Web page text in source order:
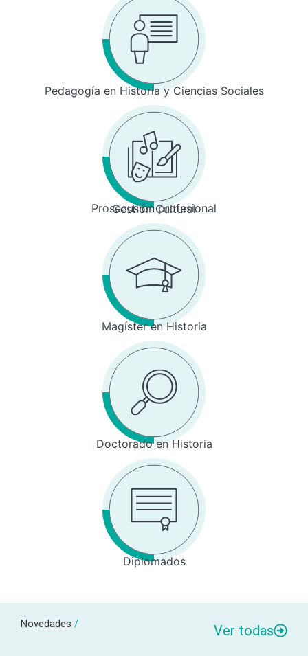
Pedagogía en Historia y Ciencias Sociales
Prosecusión profesional
Gestión Cultural
Magíster en Historia
Doctorado en Historia
Diplomados
Novedades / Ver todas